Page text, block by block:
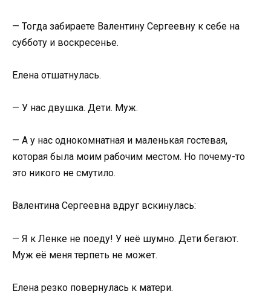
— Тогда забираете Валентину Сергеевну к себе на
субботу и воскресенье.
Елена отшатнулась.
— У нас двушка. Дети. Муж.
— А у нас однокомнатная и маленькая гостевая,
которая была моим рабочим местом. Но почему-то
это никого не смутило.
Валентина Сергеевна вдруг вскинулась:
— Я к Ленке не поеду! У неё шумно. Дети бегают.
Муж её меня терпеть не может.
Елена резко повернулась к матери.